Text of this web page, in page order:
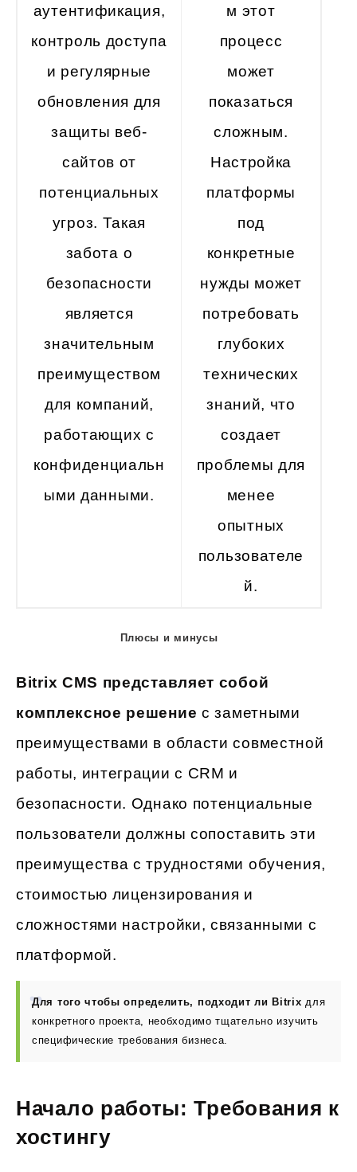
аутентификация,
контроль доступа
и регулярные
обновления для
защиты веб-
сайтов от
потенциальных
угроз. Такая
забота о
безопасности
является
значительным
преимуществом
для компаний,
работающих с
конфиденциальн
ыми данными.
м этот
процесс
может
показаться
сложным.
Настройка
платформы
под
конкретные
нужды может
потребовать
глубоких
технических
знаний, что
создает
проблемы для
менее
опытных
пользователе
й.
Плюсы и минусы
Bitrix CMS представляет собой
комплексное решение с заметными
преимуществами в области совместной
работы, интеграции с CRM и
безопасности. Однако потенциальные
пользователи должны сопоставить эти
преимущества с трудностями обучения,
стоимостью лицензирования и
сложностями настройки, связанными с
платформой.
Для того чтобы определить, подходит ли Bitrix для
конкретного проекта, необходимо тщательно изучить
специфические требования бизнеса.
Начало работы: Требования к
хостингу